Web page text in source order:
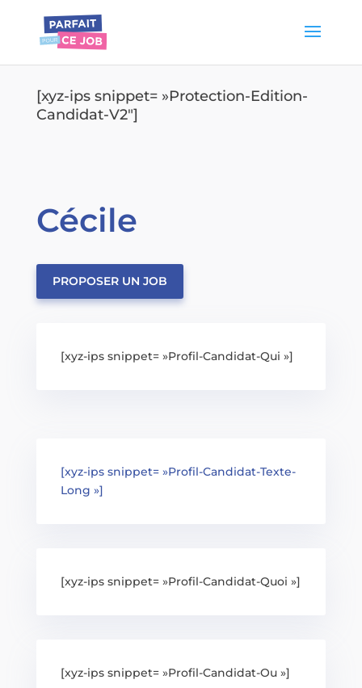
[xyz-ips snippet= »Protection-Edition-
Candidat-V2″]
Cécile
PROPOSER UN JOB
[xyz-ips snippet= »Profil-Candidat-Qui »]
[xyz-ips snippet= »Profil-Candidat-Texte-
Long »]
[xyz-ips snippet= »Profil-Candidat-Quoi »]
[xyz-ips snippet= »Profil-Candidat-Ou »]